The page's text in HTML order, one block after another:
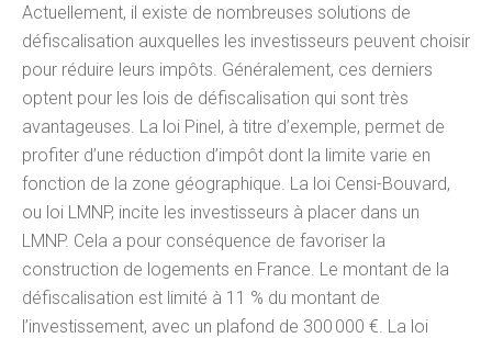
Actuellement, il existe de nombreuses solutions de
défiscalisation auxquelles les investisseurs peuvent choisir
pour réduire leurs impôts. Généralement, ces derniers
optent pour les lois de défiscalisation qui sont très
avantageuses. La loi Pinel, à titre d’exemple, permet de
profiter d’une réduction d’impôt dont la limite varie en
fonction de la zone géographique. La loi Censi-Bouvard,
ou loi LMNP, incite les investisseurs à placer dans un
LMNP. Cela a pour conséquence de favoriser la
construction de logements en France. Le montant de la
défiscalisation est limité à 11 % du montant de
l’investissement, avec un plafond de 300 000 €. La loi